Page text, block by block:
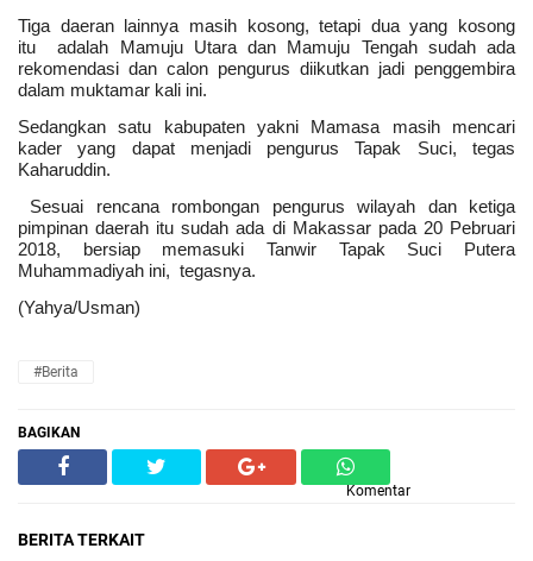
Tiga daeran lainnya masih kosong, tetapi dua yang kosong
itu adalah Mamuju Utara dan Mamuju Tengah sudah ada
rekomendasi dan calon pengurus diikutkan jadi penggembira
dalam muktamar kali ini.
Sedangkan satu kabupaten yakni Mamasa masih mencari
kader yang dapat menjadi pengurus Tapak Suci, tegas
Kaharuddin.
Sesuai rencana rombongan pengurus wilayah dan ketiga
pimpinan daerah itu sudah ada di Makassar pada 20 Pebruari
2018, bersiap memasuki Tanwir Tapak Suci Putera
Muhammadiyah ini, tegasnya.
(Yahya/Usman)
#Berita
BAGIKAN
Komentar
BERITA TERKAIT